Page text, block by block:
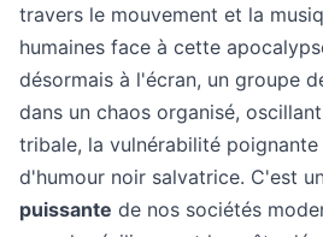
travers le mouvement et la
humaines face à cette
désormais à l'écran, un groupe
dans un chaos organisé,
tribale, la vulnérabilité
d'humour noir salvatrice. C'est
puissante de nos sociétés